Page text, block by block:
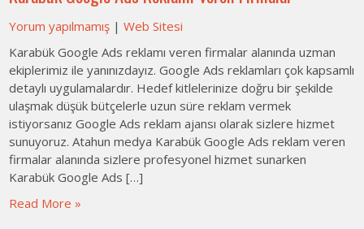
Yorum yapılmamış |Web Sitesi
Karabük Google Ads reklamı veren firmalar alanında uzman
ekiplerimiz ile yanınızdayız. Google Ads reklamları çok kapsamlı
detaylı uygulamalardır. Hedef kitlelerinize doğru bir şekilde
ulaşmak düşük bütçelerle uzun süre reklam vermek
istiyorsanız Google Ads reklam ajansı olarak sizlere hizmet
sunuyoruz. Atahun medya Karabük Google Ads reklam veren
firmalar alanında sizlere profesyonel hizmet sunarken
Karabük Google Ads […]
Read More »